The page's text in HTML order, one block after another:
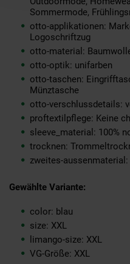
Sommermode,
otto-applikationen:
Logoschriftzug
otto-material:
otto-optik: unifarben
otto-taschen:
Münztasche
otto-verschlussdetails:
proftextilpflege: Keine
sleeve_material: 100%
trocknen:
zweites-
Gewählte Variante:
color: blau
size: XXL
limango-size: XXL
VG-Größe: XXL